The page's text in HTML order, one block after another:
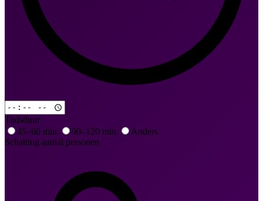
Tijdsduur
45–60 min.
90–120 min.
Anders
Schatting aantal personen